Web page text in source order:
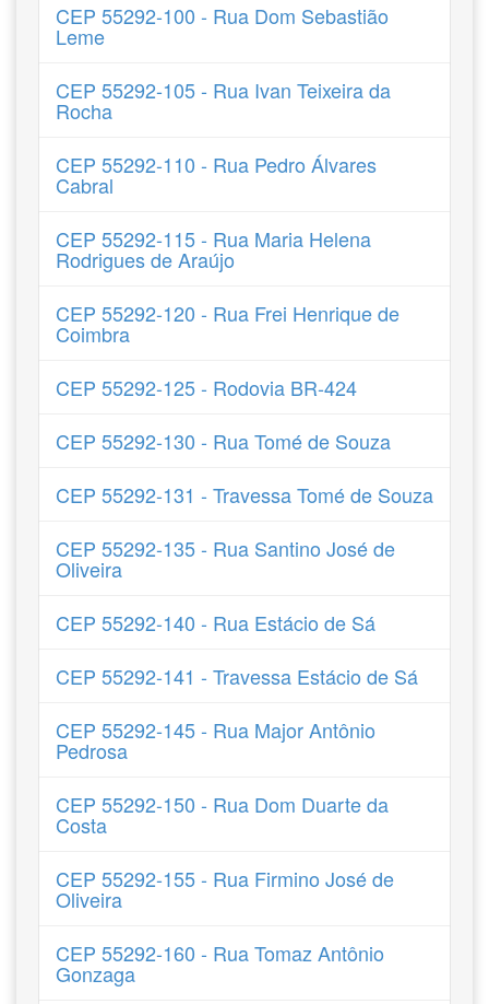
CEP 55292-100 - Rua Dom Sebastião
Leme
CEP 55292-105 - Rua Ivan Teixeira da
Rocha
CEP 55292-110 - Rua Pedro Álvares
Cabral
CEP 55292-115 - Rua Maria Helena
Rodrigues de Araújo
CEP 55292-120 - Rua Frei Henrique de
Coimbra
CEP 55292-125 - Rodovia BR-424
CEP 55292-130 - Rua Tomé de Souza
CEP 55292-131 - Travessa Tomé de Souza
CEP 55292-135 - Rua Santino José de
Oliveira
CEP 55292-140 - Rua Estácio de Sá
CEP 55292-141 - Travessa Estácio de Sá
CEP 55292-145 - Rua Major Antônio
Pedrosa
CEP 55292-150 - Rua Dom Duarte da
Costa
CEP 55292-155 - Rua Firmino José de
Oliveira
CEP 55292-160 - Rua Tomaz Antônio
Gonzaga